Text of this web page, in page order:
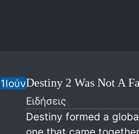
1ΙούνDestiny 2 Was Not A
Ειδήσεις
Destiny formed a